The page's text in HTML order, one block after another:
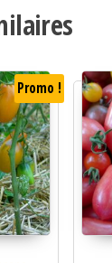
Promo !